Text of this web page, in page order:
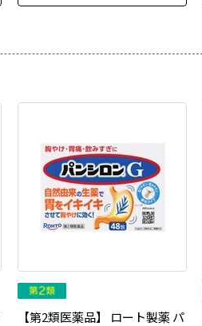
【第2類医薬品】 ロート製薬 パ